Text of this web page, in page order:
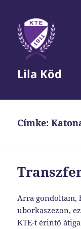
Lila Köd
Címke:
Arra gondoltam,
uborkaszezon,
KTE-t érintő